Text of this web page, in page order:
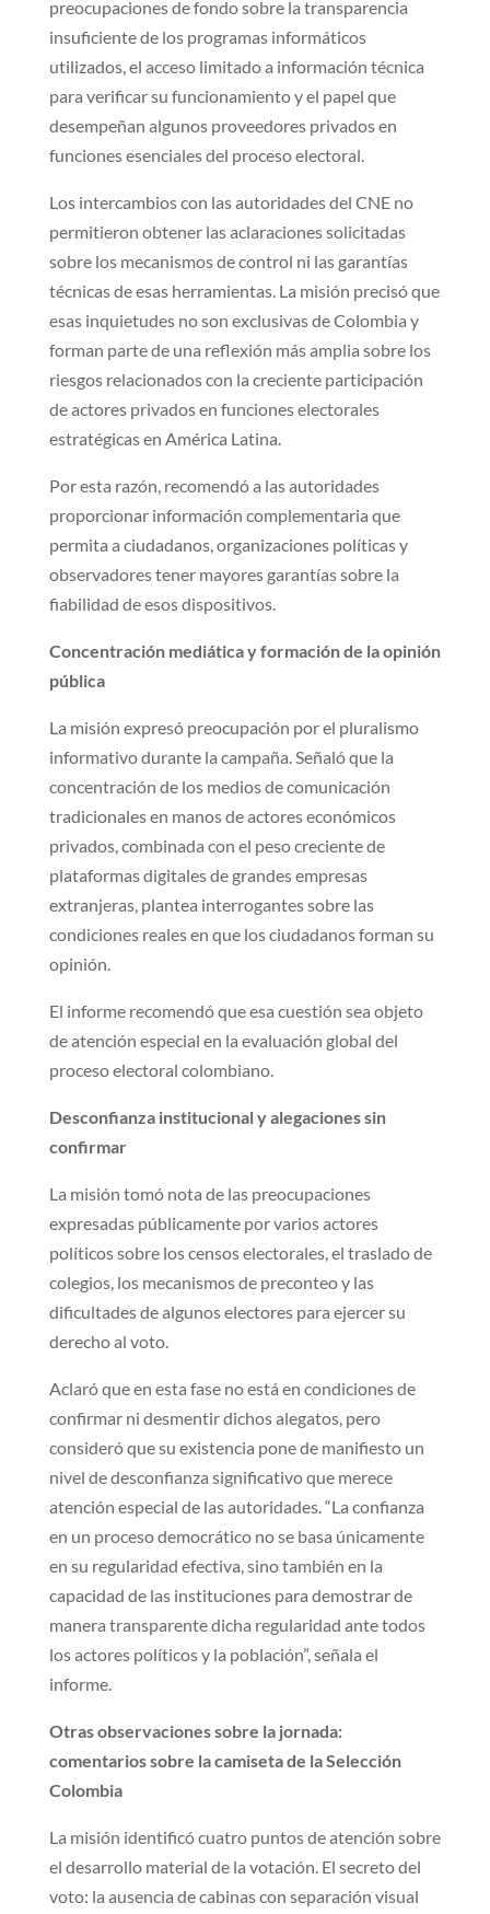
preocupaciones de fondo sobre la transparencia
insuficiente de los programas informáticos
utilizados, el acceso limitado a información técnica
para verificar su funcionamiento y el papel que
desempeñan algunos proveedores privados en
funciones esenciales del proceso electoral.
Los intercambios con las autoridades del CNE no
permitieron obtener las aclaraciones solicitadas
sobre los mecanismos de control ni las garantías
técnicas de esas herramientas. La misión precisó que
esas inquietudes no son exclusivas de Colombia y
forman parte de una reflexión más amplia sobre los
riesgos relacionados con la creciente participación
de actores privados en funciones electorales
estratégicas en América Latina.
Por esta razón, recomendó a las autoridades
proporcionar información complementaria que
permita a ciudadanos, organizaciones políticas y
observadores tener mayores garantías sobre la
fiabilidad de esos dispositivos.
Concentración mediática y formación de la opinión
pública
La misión expresó preocupación por el pluralismo
informativo durante la campaña. Señaló que la
concentración de los medios de comunicación
tradicionales en manos de actores económicos
privados, combinada con el peso creciente de
plataformas digitales de grandes empresas
extranjeras, plantea interrogantes sobre las
condiciones reales en que los ciudadanos forman su
opinión.
El informe recomendó que esa cuestión sea objeto
de atención especial en la evaluación global del
proceso electoral colombiano.
Desconfianza institucional y alegaciones sin
confirmar
La misión tomó nota de las preocupaciones
expresadas públicamente por varios actores
políticos sobre los censos electorales, el traslado de
colegios, los mecanismos de preconteo y las
dificultades de algunos electores para ejercer su
derecho al voto.
Aclaró que en esta fase no está en condiciones de
confirmar ni desmentir dichos alegatos, pero
consideró que su existencia pone de manifiesto un
nivel de desconfianza significativo que merece
atención especial de las autoridades. “La confianza
en un proceso democrático no se basa únicamente
en su regularidad efectiva, sino también en la
capacidad de las instituciones para demostrar de
manera transparente dicha regularidad ante todos
los actores políticos y la población”, señala el
informe.
Otras observaciones sobre la jornada:
comentarios sobre la camiseta de la Selección
Colombia
La misión identificó cuatro puntos de atención sobre
el desarrollo material de la votación. El secreto del
voto: la ausencia de cabinas con separación visual